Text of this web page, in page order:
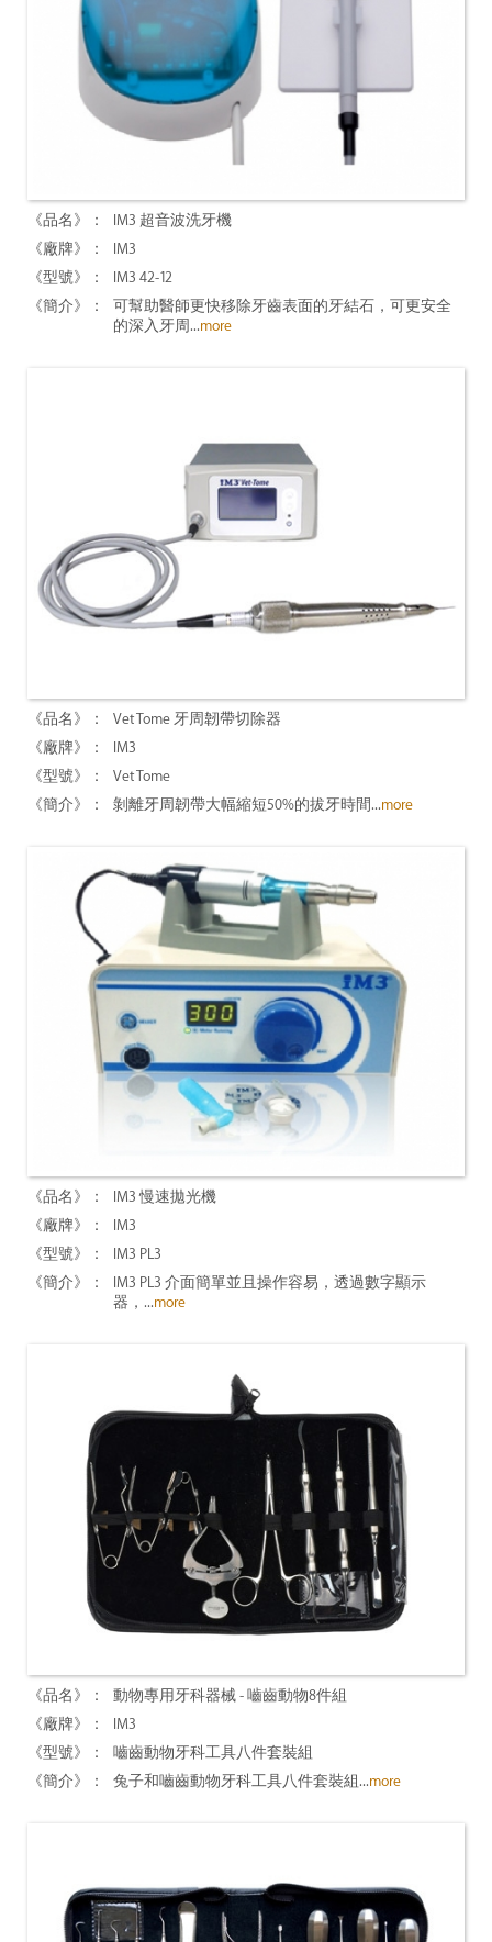
IM3 超音波洗牙機
IM3
IM3 42-12
可幫助醫師更快移除牙齒表面的牙結石，可更安全
的深入牙周...more
Vet Tome 牙周韌帶切除器
IM3
Vet Tome
剝離牙周韌帶大幅縮短50%的拔牙時間...more
IM3 慢速拋光機
IM3
IM3 PL3
IM3 PL3 介面簡單並且操作容易，透過數字顯示
器，...more
動物專用牙科器械 - 嚙齒動物8件組
IM3
嚙齒動物牙科工具八件套裝組
兔子和嚙齒動物牙科工具八件套裝組...more